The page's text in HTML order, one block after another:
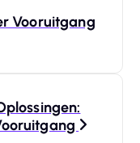
Vooruitgang